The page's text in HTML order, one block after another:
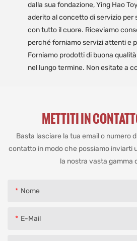
dalla sua fondazione, Ying Hao
aderito al concetto di servizio per
con tutto il cuore. Riceviamo
perché forniamo servizi attenti e
Forniamo prodotti di buona
nel lungo termine. Non esitate a
METTITI IN
Basta lasciare la tua email o numero
contatto in modo che possiamo inviarti
la nostra vasta gamma
Nome
E-Mail